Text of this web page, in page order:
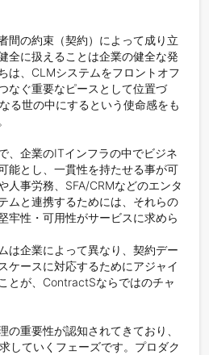
間の約束（契約）によって成り立
全に扱えることは企業の健全な発
は、CLMシステムをフロントオフ
なぐ重要なピースとして位置づ
る世の中にするという使命感をも
、企業のITインフラの中でビジネ
能とし、一貫性を持たせる事が可
人事労務、SFA/CRMなどのエンタ
ムと連携するためには、それらの
牢性・可用性がサービスに求めら
は企業によって異なり、契約デー
ケースに対応するためにアジャイ
とが、ContractSならではのチャ
の重要性が認知されてきており、
していくフェーズです。プロダク